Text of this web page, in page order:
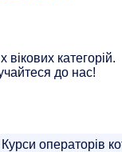
обличчя
кератинового
категорій.
до нас!
Курси операторів